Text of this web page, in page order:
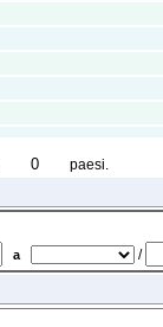
paesi.
a /